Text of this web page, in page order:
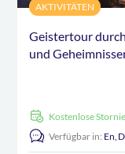
AKTIVITÄTEN
Geistertour
und
kostenlose
Verfügbar in: En,